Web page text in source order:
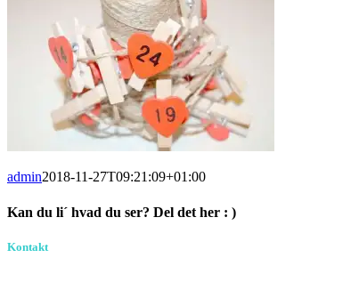
admin2018-11-27T09:21:09+01:00
Kan du li´ hvad du ser? Del det her : )
Facebook
Pinterest
E-
Kontakt